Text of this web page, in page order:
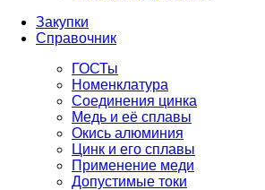
Закупки
Справочник
ГОСТы
Номенклатура
Соединения цинка
Медь и её сплавы
Окись алюминия
Цинк и его сплавы
Применение меди
Допустимые токи